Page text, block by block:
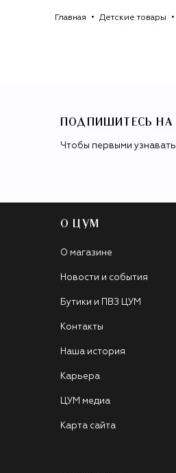
Главная Детские товары
ПОДПИШИТЕСЬ НА
Чтобы первыми
О ЦУМ
О магазине
Новости и события
Бутики и ПВЗ ЦУМ
Контакты
Наша история
Карьера
ЦУМ медиа
Карта сайта